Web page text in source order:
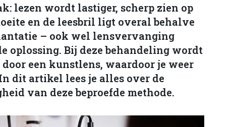
lezen wordt lastiger, scherp zien op
en de leesbril ligt overal behalve
– ook wel lensvervanging
oplossing. Bij deze behandeling wordt
een kunstlens, waardoor je weer
dit artikel lees je alles over de
van deze beproefde methode.